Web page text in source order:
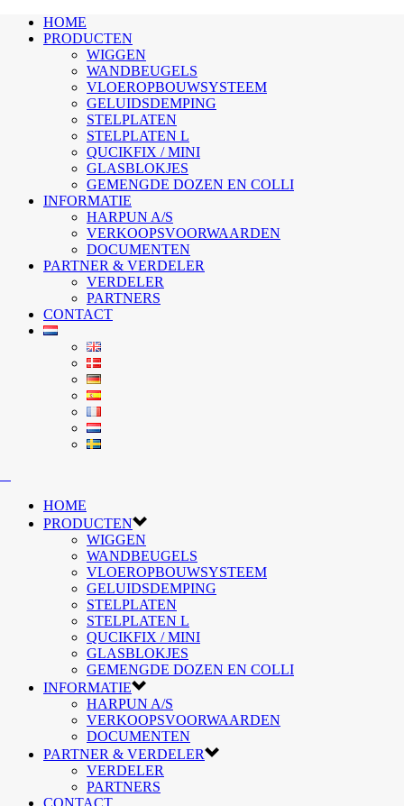
HOME
PRODUCTEN
WIGGEN
WANDBEUGELS
VLOEROPBOUWSYSTEEM
GELUIDSDEMPING
STELPLATEN
STELPLATEN L
QUCIKFIX / MINI
GLASBLOKJES
GEMENGDE DOZEN EN COLLI
INFORMATIE
HARPUN A/S
VERKOOPSVOORWAARDEN
DOCUMENTEN
PARTNER & VERDELER
VERDELER
PARTNERS
CONTACT
HOME
PRODUCTEN
WIGGEN
WANDBEUGELS
VLOEROPBOUWSYSTEEM
GELUIDSDEMPING
STELPLATEN
STELPLATEN L
QUCIKFIX / MINI
GLASBLOKJES
GEMENGDE DOZEN EN COLLI
INFORMATIE
HARPUN A/S
VERKOOPSVOORWAARDEN
DOCUMENTEN
PARTNER & VERDELER
VERDELER
PARTNERS
CONTACT